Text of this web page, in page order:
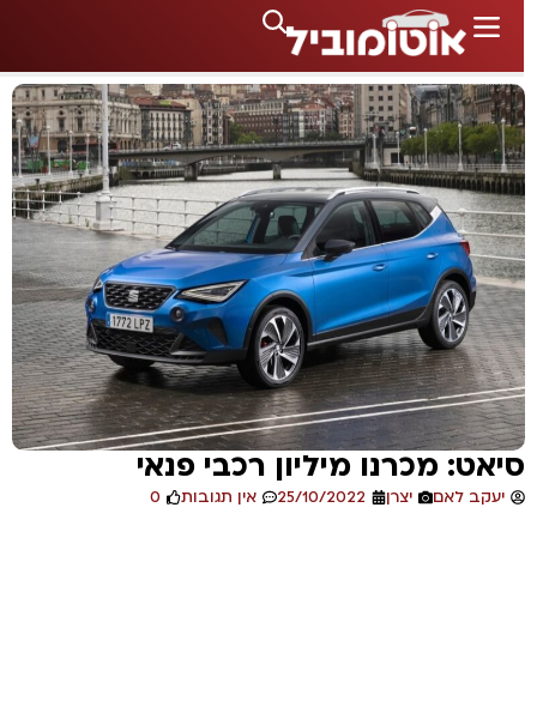
סיאט: מכרנו מיליון רכבי פנאי
יעקב לאם יצרן 25/10/2022 אין תגובות 0